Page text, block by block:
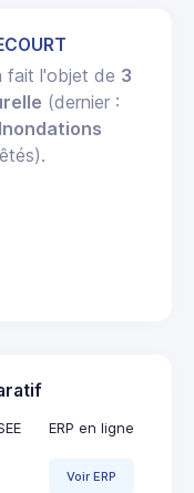
fait l'objet de 3
(dernier :
Inondations
ERP en ligne
Voir ERP